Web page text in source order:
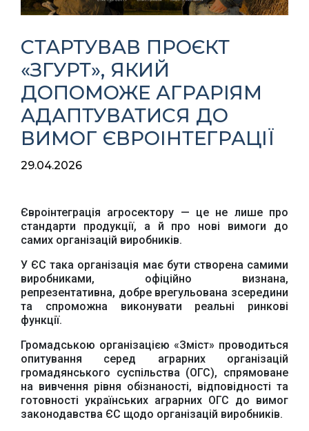
СТАРТУВАВ ПРОЄКТ
«ЗГУРТ», ЯКИЙ
ДОПОМОЖЕ АГРАРІЯМ
АДАПТУВАТИСЯ ДО
ВИМОГ ЄВРОІНТЕГРАЦІЇ
29.04.2026
Євроінтеграція агросектору — це не лише про
стандарти продукції, а й про нові вимоги до
самих організацій виробників.
У ЄС така організація має бути створена самими
виробниками, офіційно визнана,
репрезентативна, добре врегульована зсередини
та спроможна виконувати реальні ринкові
функції.
Громадською організацією «Зміст» проводиться
опитування серед аграрних організацій
громадянського суспільства (ОГС), спрямоване
на вивчення рівня обізнаності, відповідності та
готовності українських аграрних ОГС до вимог
законодавства ЄС щодо організацій виробників.